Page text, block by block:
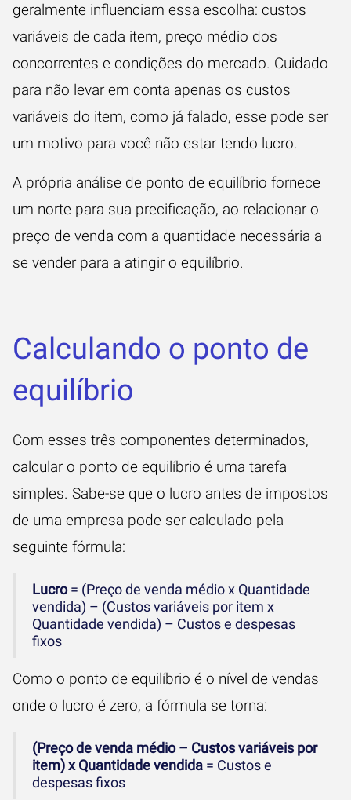
geralmente influenciam essa escolha: custos
variáveis de cada item, preço médio dos
concorrentes e condições do mercado. Cuidado
para não levar em conta apenas os custos
variáveis do item, como já falado, esse pode ser
um motivo para você não estar tendo lucro.
A própria análise de ponto de equilíbrio fornece
um norte para sua precificação, ao relacionar o
preço de venda com a quantidade necessária a
se vender para a atingir o equilíbrio.
Calculando o ponto de
equilíbrio
Com esses três componentes determinados,
calcular o ponto de equilíbrio é uma tarefa
simples. Sabe-se que o lucro antes de impostos
de uma empresa pode ser calculado pela
seguinte fórmula:
Lucro= (Preço de venda médio x Quantidade
vendida) – (Custos variáveis por item x
Quantidade vendida) – Custos e despesas
fixos
Como o ponto de equilíbrio é o nível de vendas
onde o lucro é zero, a fórmula se torna:
(Preço de venda médio – Custos variáveis por
item) x Quantidade vendida = Custos e
despesas fixos